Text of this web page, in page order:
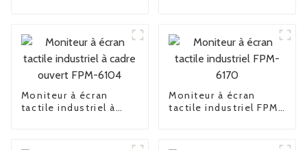
Moniteur à écran
tactile industriel à
Moniteur à écran
tactile industriel FPM-